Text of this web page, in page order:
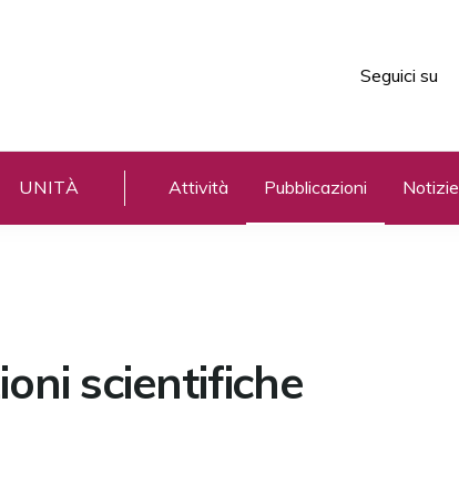
Seguici su
UNITÀ Attività Pubblicazioni Notizie
scientifiche